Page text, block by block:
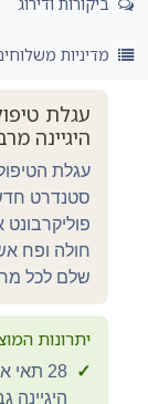
מדיניות
היגיינה
פוליקרבונט
חולה ופח
שלם לכל
יתרונות
✓
28
היגיינה